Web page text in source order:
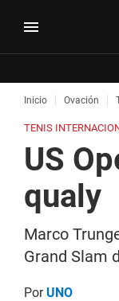
Inicio Ovación
TENIS
US
qualy
Marco
Grand Slam
PorUNO